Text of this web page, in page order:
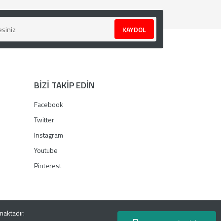
KAYDOL
BİZİ TAKİP EDİN
Facebook
Twitter
Instagram
Youtube
Pinterest